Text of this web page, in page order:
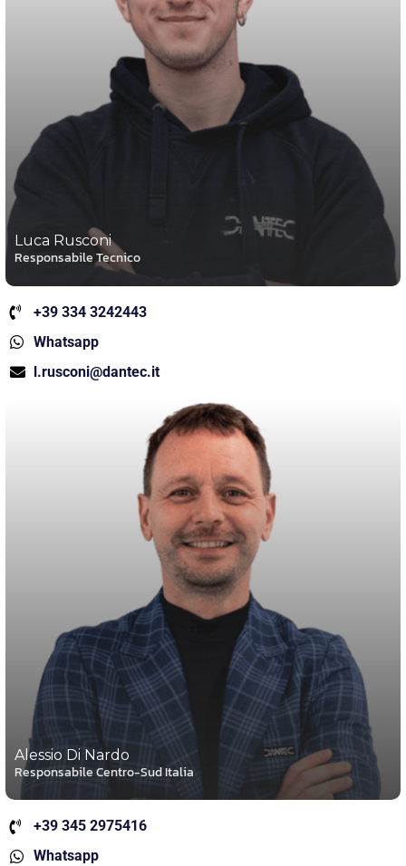
Luca Rusconi
Responsabile Tecnico
+39 334 3242443
Whatsapp
l.rusconi@dantec.it
Alessio Di Nardo
Responsabile Centro-Sud Italia
+39 345 2975416
Whatsapp